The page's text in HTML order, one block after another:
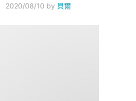
2020/08/10 by 貝爾